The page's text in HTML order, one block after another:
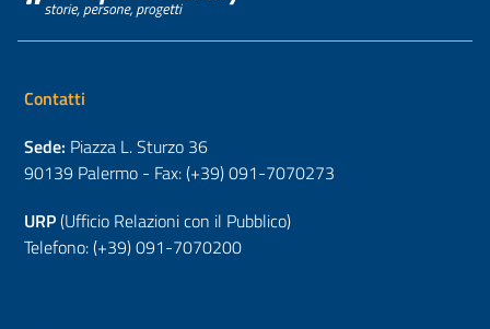
Contatti
Sede: Piazza L. Sturzo 36
90139 Palermo - Fax: (+39) 091-7070273
URP(Ufficio Relazioni con il Pubblico)
Telefono: (+39) 091-7070200